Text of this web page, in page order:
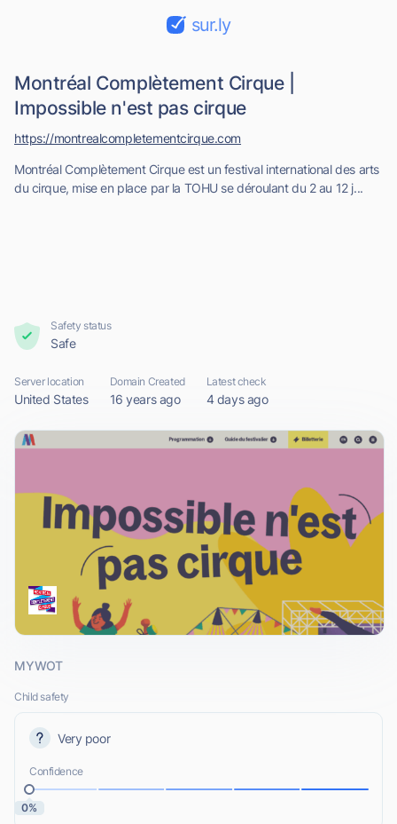
sur.ly
Montréal Complètement Cirque |
Impossible n'est pas cirque
Montréal Complètement Cirque est un festival international des arts
du cirque, mise en place par la TOHU se déroulant du 2 au 12 j...
https://montrealcompletementcirque.com
Safety status
Safe
Server location
United States
Domain Created
16 years ago
Latest check
4 days ago
MYWOT
Child safety
Very poor
Confidence
0%